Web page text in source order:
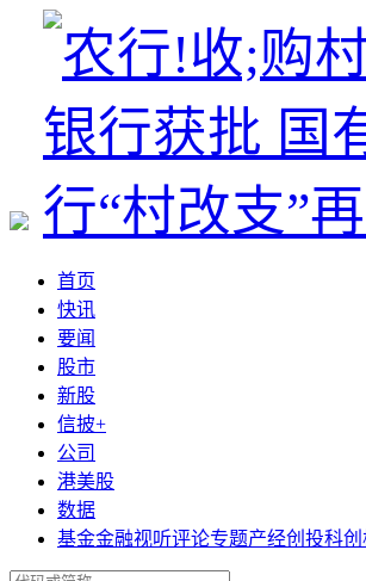
首页
快讯
要闻
股市
新股
信披+
公司
港美股
数据
基金金融视听评论专题产经创投科创